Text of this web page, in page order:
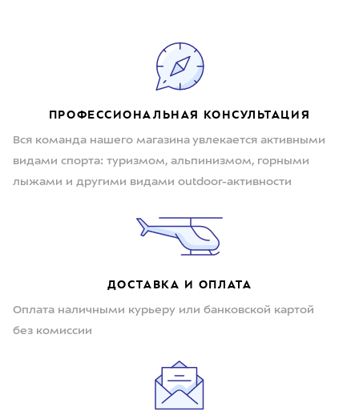
ПРОФЕССИОНАЛЬНАЯ КОНСУЛЬТАЦИЯ
Вся команда нашего магазина увлекается активными
видами спорта: туризмом, альпинизмом, горными
лыжами и другими видами outdoor-активности
ДОСТАВКА И ОПЛАТА
Оплата наличными курьеру или банковской картой
без комиссии